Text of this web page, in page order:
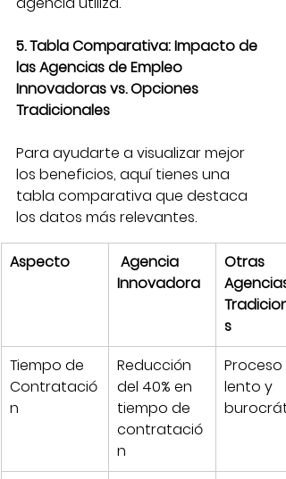
5. Tabla Comparativa: Impacto de
las Agencias de Empleo
Innovadoras vs. Opciones
Tradicionales
Para ayudarte a visualizar mejor
los beneficios, aquí tienes una
tabla comparativa que destaca
los datos más relevantes.
Aspecto
Agencia
Innovadora
Otras
Agencias
s
Tiempo de
Contratació
n
Reducción
del 40% en
tiempo de
contratació
n
Proceso
lento y